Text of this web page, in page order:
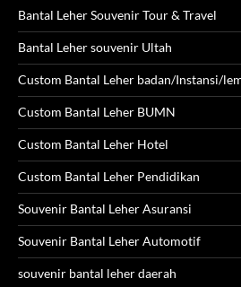
Bantal Leher Souvenir Tour & Travel
Bantal Leher souvenir Ultah
Custom Bantal Leher badan/Instansi/
Custom Bantal Leher BUMN
Custom Bantal Leher Hotel
Custom Bantal Leher Pendidikan
Souvenir Bantal Leher Asuransi
Souvenir Bantal Leher Automotif
souvenir bantal leher daerah